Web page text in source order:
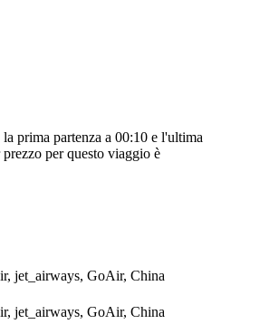
prima partenza a 00:10 e l'ultima
per questo viaggio è
jet_airways, GoAir, China
jet_airways, GoAir, China